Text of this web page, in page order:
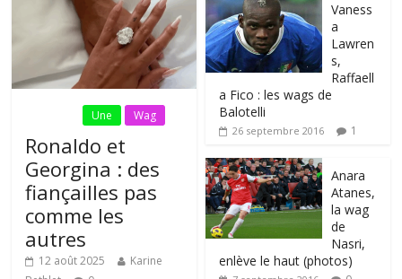
Une Wag
Ronaldo et
Georgina : des
fiançailles pas
comme les
autres
12 août 2025
Karine
Vaness
a
Lawren
s,
Raffaell
a Fico : les wags de
Balotelli
26 septembre 2016 1
Anara
Atanes,
la wag
de
Nasri,
enlève le haut (photos)